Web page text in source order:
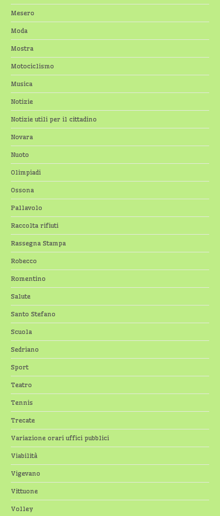
Mesero
Moda
Mostra
Motociclismo
Musica
Notizie
Notizie utili per il cittadino
Novara
Nuoto
Olimpiadi
Ossona
Pallavolo
Raccolta rifiuti
Rassegna Stampa
Robecco
Romentino
Salute
Santo Stefano
Scuola
Sedriano
Sport
Teatro
Tennis
Trecate
Variazione orari uffici pubblici
Viabilità
Vigevano
Vittuone
Volley